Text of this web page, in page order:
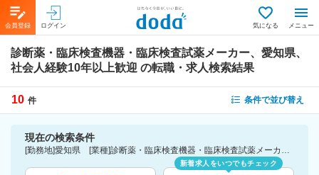
会員登録 ログイン 気になる メニュー
診断薬・臨床検査機器・臨床検査試薬メーカー、愛知県、
社会人経験10年以上歓迎 の転職・求人検索結果
10 件 条件で並び替え
現在の検索条件
[勤務地]愛知県 [業種]診断薬・臨床検査機器・臨床検査試薬メーカー-医薬品・医療機器・ライフサイエンス・医療系サービス [詳細条件](募集・採用情報)社会人経験10年以上歓迎
新着求人をいつでもチェック